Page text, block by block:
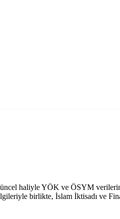
haliyle YÖK ve ÖSYM
birlikte, İslam İktisadı ve